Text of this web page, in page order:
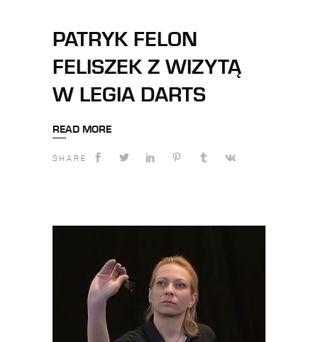
PATRYK FELON
FELISZEK Z WIZYTĄ
W LEGIA DARTS
READ MORE
SHARE